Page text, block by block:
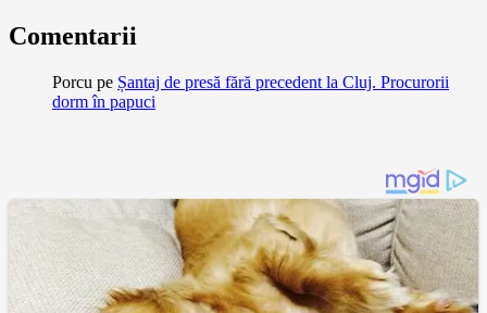
Comentarii
Porcu pe Șantaj de presă fără precedent la Cluj. Procurorii
dorm în papuci